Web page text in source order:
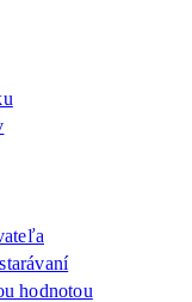
hodnotou